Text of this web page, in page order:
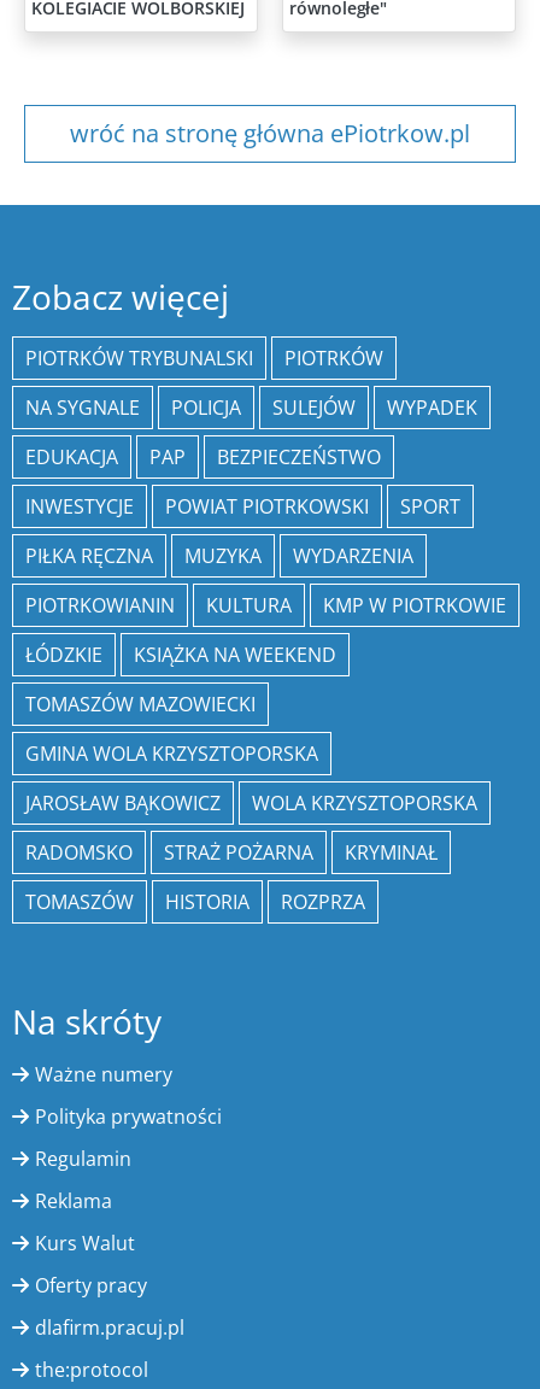
KOLEGIACIE WOLBORSKIEJ
równoległe"
wróć na stronę główna ePiotrkow.pl
Zobacz więcej
PIOTRKÓW TRYBUNALSKI
PIOTRKÓW
NA SYGNALE
POLICJA SULEJÓW
WYPADEK
EDUKACJA
PAP
BEZPIECZEŃSTWO
INWESTYCJE
POWIAT PIOTRKOWSKI
SPORT
PIŁKA RĘCZNA
MUZYKA
WYDARZENIA
PIOTRKOWIANIN
KULTURA
KMP W PIOTRKOWIE
ŁÓDZKIE
KSIĄŻKA NA WEEKEND
TOMASZÓW MAZOWIECKI
GMINA WOLA KRZYSZTOPORSKA
JAROSŁAW BĄKOWICZ
WOLA KRZYSZTOPORSKA
RADOMSKO
STRAŻ POŻARNA
KRYMINAŁ
TOMASZÓW
HISTORIA ROZPRZA
Na skróty
Ważne numery
Polityka prywatności
Regulamin
Reklama
Kurs Walut
Oferty pracy
dlafirm.pracuj.pl
the:protocol